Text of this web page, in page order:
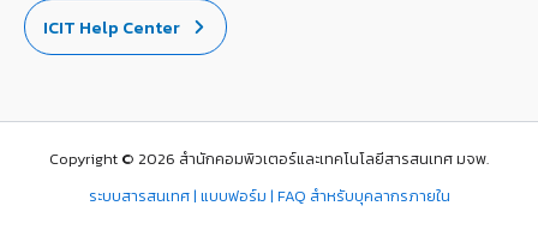
ICIT Help Center
Copyright © 2026 สำนักคอมพิวเตอร์และเทคโนโลยีสารสนเทศ มจพ.
ระบบสารสนเทศ | แบบฟอร์ม | FAQ สำหรับบุคลากรภายใน